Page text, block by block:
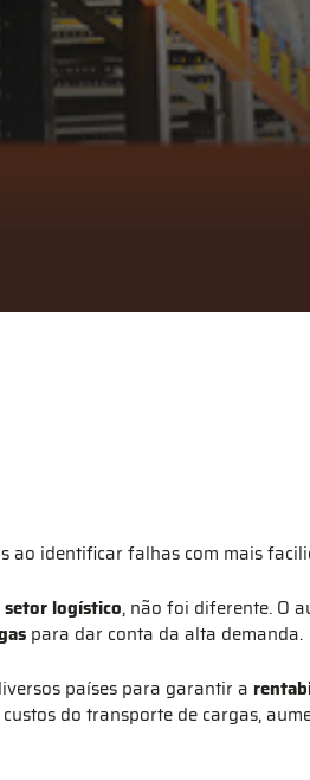
identificar falhas com mais
setor logístico, não foi diferente. O
para dar conta da alta demanda.
países para garantir a
do transporte de cargas,